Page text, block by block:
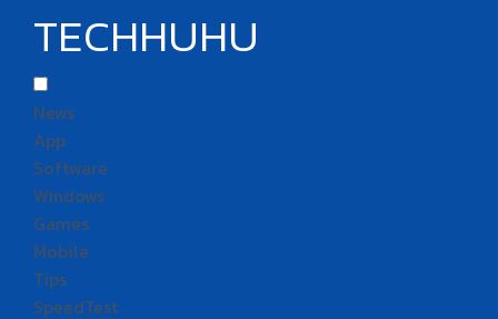
TECHHUHU
News
App
Software
Windows
Games
Mobile
Tips
SpeedTest